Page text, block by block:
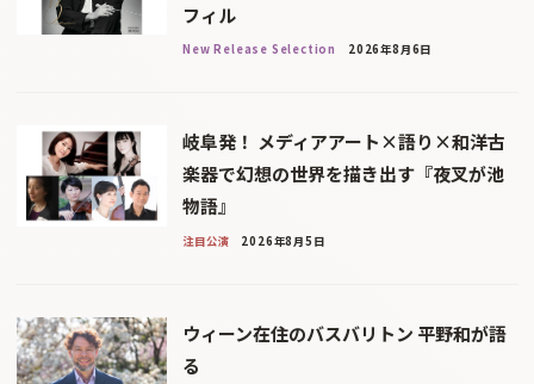
フィル
New Release Selection 2026年8月6日
岐阜発！ メディアアート×語り×和洋古
楽器で幻想の世界を描き出す『夜叉が池
物語』
注目公演 2026年8月5日
ウィーン在住のバスバリトン 平野和が語
る